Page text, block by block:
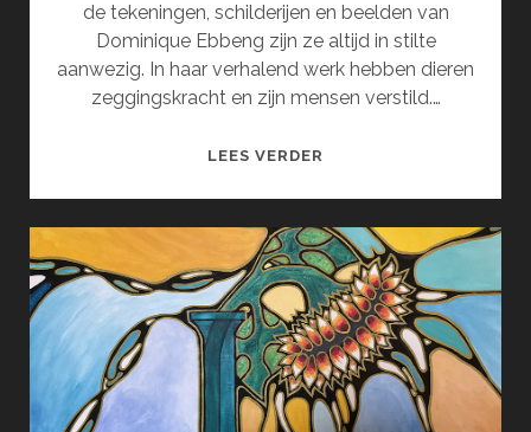
de tekeningen, schilderijen en beelden van
Dominique Ebbeng zijn ze altijd in stilte
aanwezig. In haar verhalend werk hebben dieren
zeggingskracht en zijn mensen verstild.…
LEES VERDER